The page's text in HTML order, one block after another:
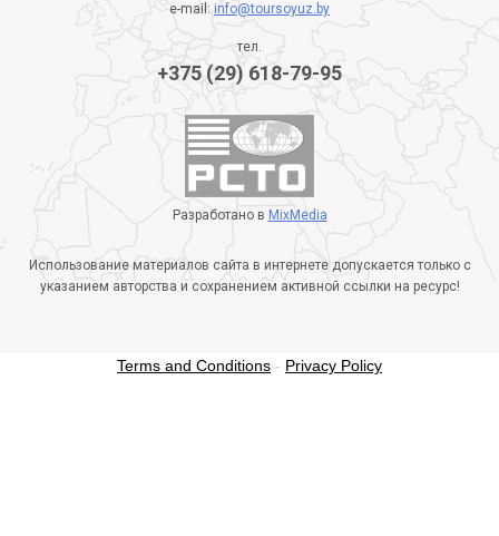
e-mail:info@toursoyuz.by
тел.
+375 (29) 618-79-95
Разработано в MixMedia
Использование материалов сайта в интернете допускается только с
указанием авторства и сохранением активной ссылки на ресурс!
Terms and Conditions - Privacy Policy